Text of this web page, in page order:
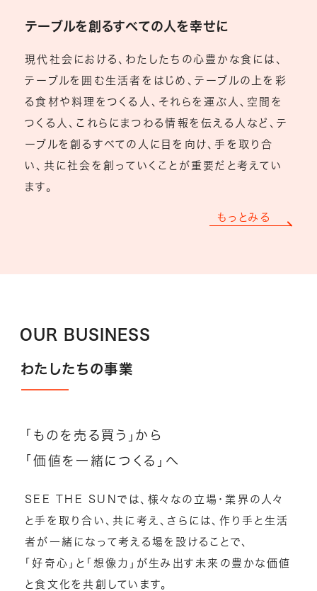
テーブルを創るすべての人を幸せに
現代社会における、わたしたちの心豊かな食には、
テーブルを囲む生活者をはじめ、テーブルの上を彩
る食材や料理をつくる人、それらを運ぶ人、空間を
つくる人、これらにまつわる情報を伝える人など、テ
ーブルを創るすべての人に目を向け、手を取り合
い、共に社会を創っていくことが重要だと考えてい
ます。
もっとみる
OUR BUSINESS
わたしたちの事業
「ものを売る買う」から
「価値を一緒につくる」へ
SEE THE SUNでは、様々なの立場・業界の人々
と手を取り合い、共に考え、さらには、作り手と生活
者が一緒になって考える場を設けることで、
「好奇心」と「想像力」が 生み出す未来の豊かな価値
と食文化を共創しています。